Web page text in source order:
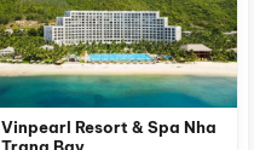
Vinpearl Resort & Spa Nha